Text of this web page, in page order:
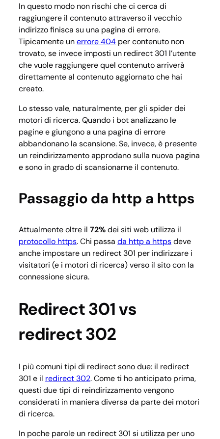
In questo modo non rischi che ci cerca di
raggiungere il contenuto attraverso il vecchio
indirizzo finisca su una pagina di errore.
Tipicamente unerrore 404 per contenuto non
trovato, se invece imposti un redirect 301 l’utente
che vuole raggiungere quel contenuto arriverà
direttamente al contenuto aggiornato che hai
creato.
Lo stesso vale, naturalmente, per gli spider dei
motori di ricerca. Quando i bot analizzano le
pagine e giungono a una pagina di errore
abbandonano la scansione. Se, invece, è presente
un reindirizzamento approdano sulla nuova pagina
e sono in grado di scansionarne il contenuto.
Passaggio da http a https
Attualmente oltre il 72%dei siti web utilizza il
protocollo https. Chi passa da http a httpsdeve
anche impostare un redirect 301 per indirizzare i
visitatori (e i motori di ricerca) verso il sito con la
connessione sicura.
Redirect 301 vs
redirect 302
I più comuni tipi di redirect sono due: il redirect
301 e il redirect 302. Come ti ho anticipato prima,
questi due tipi di reindirizzamento vengono
considerati in maniera diversa da parte dei motori
di ricerca.
In poche parole un redirect 301 si utilizza per uno